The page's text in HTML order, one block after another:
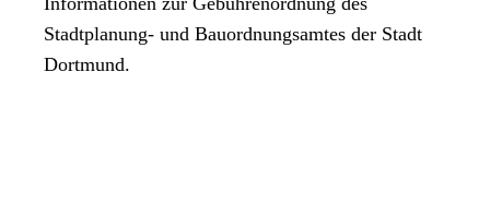
Stadtplanung- und Bauordnungsamtes der Stadt
Dortmund.